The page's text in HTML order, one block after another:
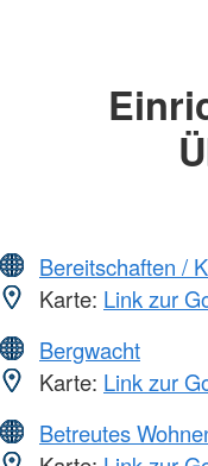
Bereitschaften /
Karte: Link zur
Bergwacht
Karte: Link zur
Betreutes